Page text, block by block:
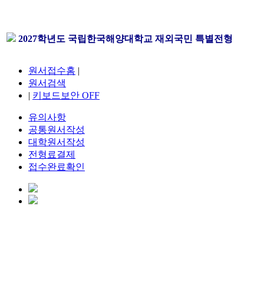
2027학년도 국립한국해양대학교 재외국민 특별전형
원서접수홈 |
원서검색
| 키보드보안 OFF
유의사항
공통원서작성
대학원서작성
전형료결제
접수완료확인